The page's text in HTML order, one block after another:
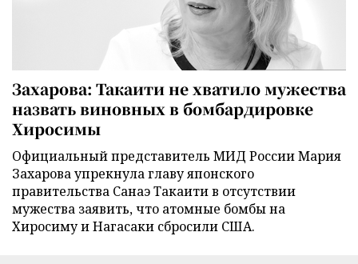
Захарова: Такаити не хватило мужества
назвать виновных в бомбардировке
Хиросимы
Официальный представитель МИД России Мария
Захарова упрекнула главу японского
правительства Санаэ Такаити в отсутствии
мужества заявить, что атомные бомбы на
Хиросиму и Нагасаки сбросили США.